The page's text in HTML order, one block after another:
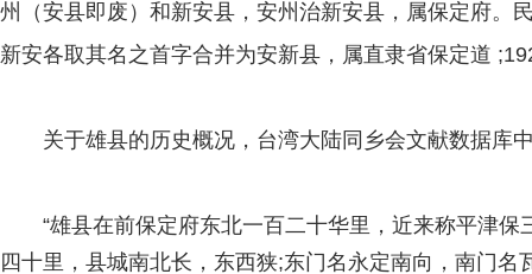
州（安县即废）和新安县，安州治新安县，属保定府。
新安各取其名之首字合并为安新县，属直隶省保定道
关于雄县的历史概况，台湾大陆同乡会文献数据库
“雄县在前保定府东北一百二十华里，近来称平津
四十里，县城南北长，东西狭;东门名永定南向，南门